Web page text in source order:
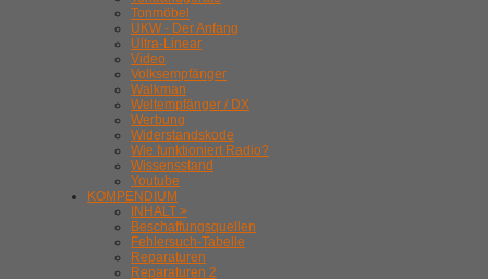
Tonmöbel
UKW - Der Anfang
Ultra-Linear
Video
Volksempfänger
Walkman
Weltempfänger / DX
Werbung
Widerstandskode
Wie funktioniert Radio?
Wissensstand
Youtube
KOMPENDIUM
INHALT >
Beschaffungsquellen
Fehlersuch-Tabelle
Reparaturen
Reparaturen 2